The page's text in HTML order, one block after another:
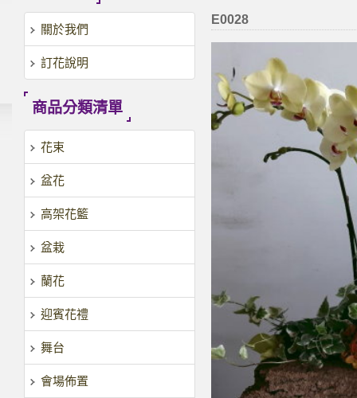
關於我們
訂花說明
商品分類清單
花束
盆花
高架花籃
盆栽
蘭花
迎賓花禮
舞台
會場佈置
E0028